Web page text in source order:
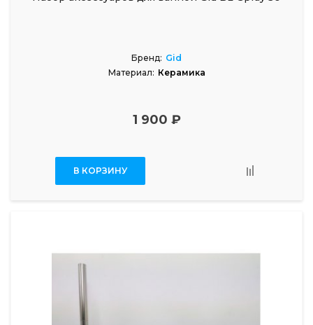
Бренд: Gid
Материал: Керамика
1 900 ₽
В КОРЗИНУ